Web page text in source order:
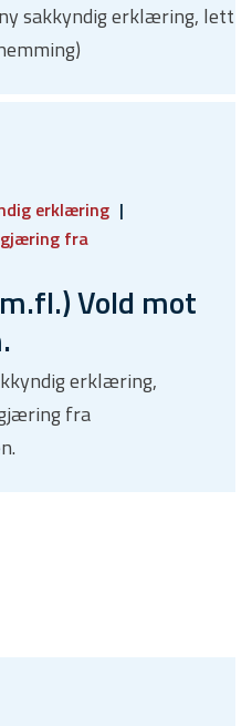
sakkyndig erklæring, lett
erklæring
fra
Vold mot
erklæring,
fra